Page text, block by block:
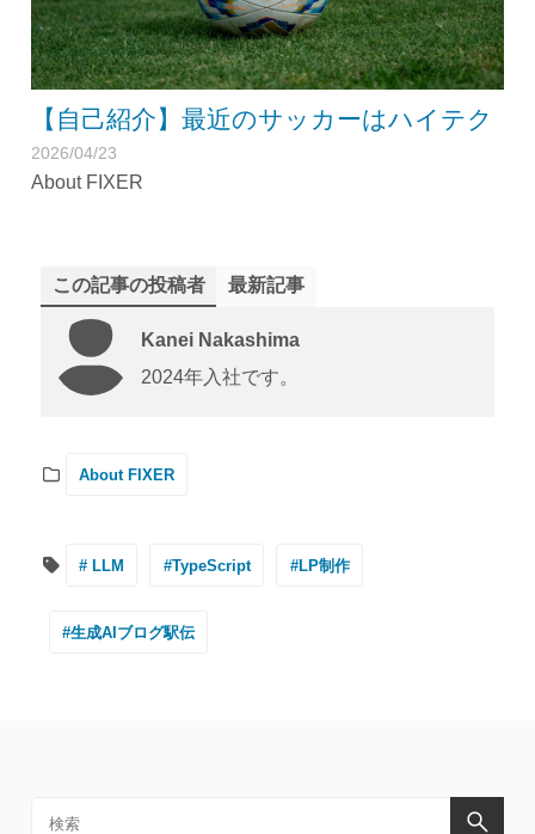
【自己紹介】最近のサッカーはハイテク
2026/04/23
About FIXER
この記事の投稿者 最新記事
Kanei Nakashima
2024年入社です。
About FIXER
# LLM #TypeScript #LP制作
#生成AIブログ駅伝